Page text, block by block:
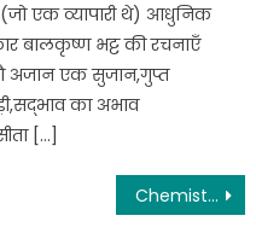
(जो एक व्यापारी थे) आधुनिक
बालकृष्ण भट्ट की रचनाएँ
अजान एक सुजान,गुप्त
का अभाव
[…]
Chemistry Class 12 Chapter 9